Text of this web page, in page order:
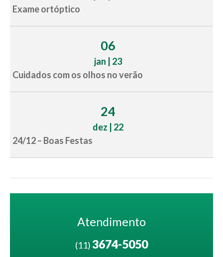
Exame ortóptico
06
jan | 23
Cuidados com os olhos no verão
24
dez | 22
24/12 – Boas Festas
Atendimento
(11)3674-5050